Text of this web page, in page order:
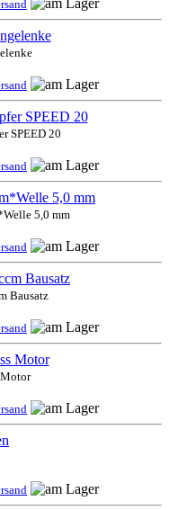
SPEED 20
5,0 mm
Bausatz